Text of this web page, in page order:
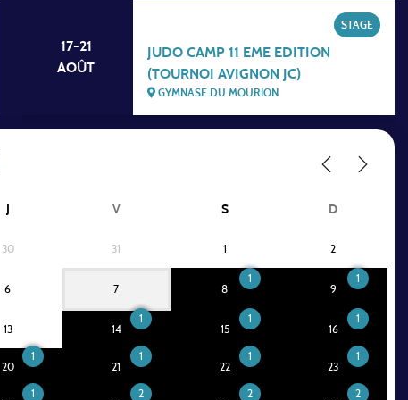
17-21
AOÛT
STAGE
JUDO CAMP 11 EME EDITION
(TOURNOI AVIGNON JC)
GYMNASE DU MOURION
V S D
30 31 1 2
6 7 8
1
9
1
13 14
1
15
1
16
1
20
1
21
1
22
1
23
1
1
2
2
2